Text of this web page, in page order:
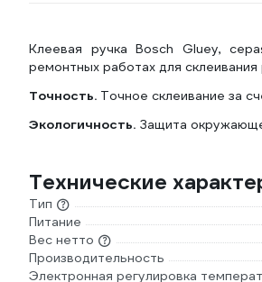
Клеевая ручка Bosch Gluey,
ремонтных работах для
Точность. Точное склеивание за
Экологичность. Защита
Технические
Тип
Питание
Вес нетто
Производительность
Электронная регулировка